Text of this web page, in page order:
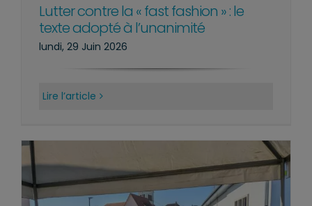
Lutter contre la « fast fashion » : le
texte adopté à l’unanimité
lundi, 29 Juin 2026
Lire l’article